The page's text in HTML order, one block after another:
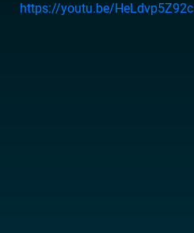
https://youtu.be/HeLdvp5Z92c